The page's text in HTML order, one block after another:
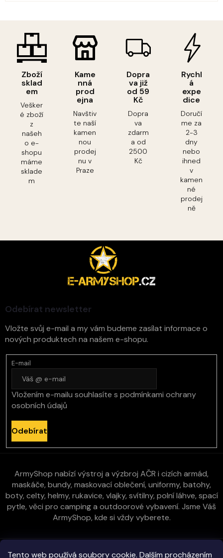
Tento web používá soubory cookie. Dalším procházením
Zboží
sklad
em
Vešker
é zboží
z
našeh
o e-
shopu
máme
sklade
m
Kame
nná
prod
ejna
Navštiv
te naší
kamen
nou
prodej
nu v
Praze
Dopra
va již
od 59
Kč
Dopra
va
zdarm
a od
2500
Kč
Rychl
á
expe
dice
Doručí
me za
2-3
dny
nebo
ihned
v
kamen
né
prodej
ně
Odebírat newsletter
Vložte svůj e-mail a my vám budeme zasílat informace o
nových produktech na našem e-shopu.
E-mail
Vložením e-mailu souhlasíte s podmínkami ochrany
osobních údajů
Odebírat
ArmyShop nabízí výstroj a výzbroj AČR i cizích armád,
maskáče, bundy, maskovací oblečení, uniformy, batohy,
boty, celty, helmy, rukavice, vlajky, svítilny, polní láhve, spací
pytle, věci pro camping a outdoorové vybavení. Jsme Váš
ArmyShop, kde si vždy vyberete.
Zákaznická péče